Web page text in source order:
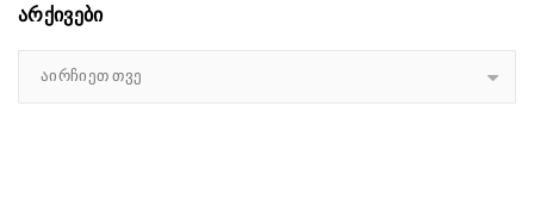
არქივები
აირჩიეთ თვე